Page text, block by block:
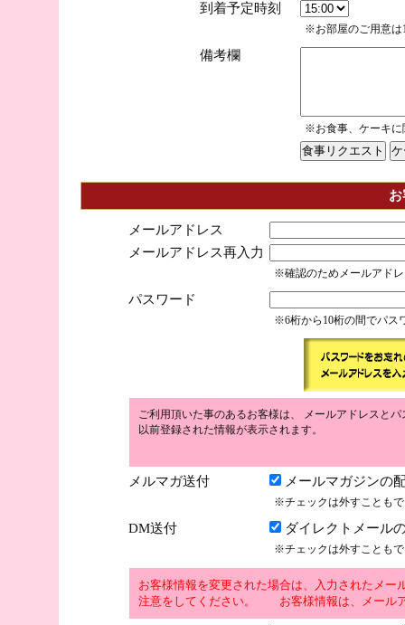
到着予定時刻
※お部屋のご用意は
備考欄
※お食事、ケーキに
メールアドレス
メールアドレス再入力
※確認のためメールアド
パスワード
※6桁から10桁の間でパス
ご利用頂いた事のあるお客様は、 メールアドレスと
以前登録された情報が表示されます。
メルマガ送付 メールマガジンの
※チェックは外すことも
DM送付 ダイレクトメール
※チェックは外すことも
お客様情報を変更された場合は、入力されたメ
注意をしてください。 お客様情報は、メール